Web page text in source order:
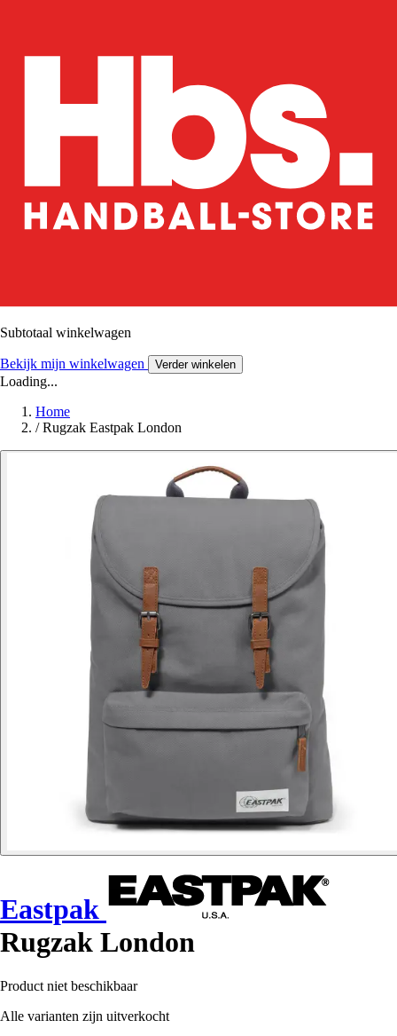
Subtotaal winkelwagen
Bekijk mijn winkelwagen Verder winkelen
Loading...
Home
/ Rugzak Eastpak London
Eastpak
Rugzak London
Product niet beschikbaar
Alle varianten zijn uitverkocht